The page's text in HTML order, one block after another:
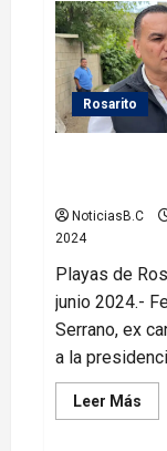
de
y
Rosarito
NoticiasB.C
2024
Playas de
junio 2024.-
Serrano, ex
a la
Leer Más
más